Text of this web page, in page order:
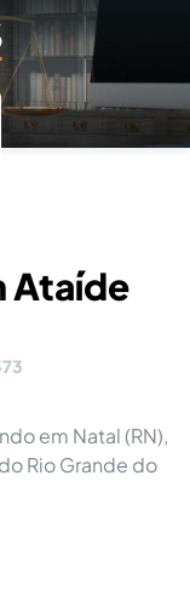
Ataíde
em Natal (RN),
Rio Grande do